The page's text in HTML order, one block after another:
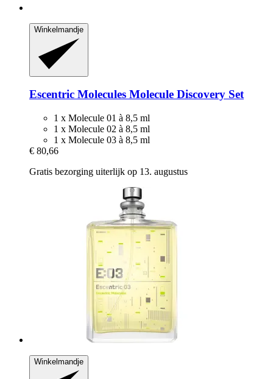
Winkelmandje
Escentric Molecules Molecule Discovery Set
1 x Molecule 01 à 8,5 ml
1 x Molecule 02 à 8,5 ml
1 x Molecule 03 à 8,5 ml
€ 80,66
Gratis bezorging uiterlijk op 13. augustus
Winkelmandje